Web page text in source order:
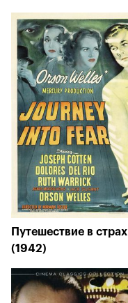
Путешествие в страх
(1942)